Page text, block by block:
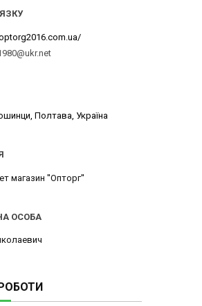
Полтава, Україна
магазин ''Опторг''